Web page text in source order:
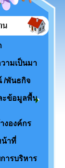
ามเป็นมา
/พันธกิจ
ะข้อมูลพื้น
งองค์กร
น้าที่
ารบริหาร